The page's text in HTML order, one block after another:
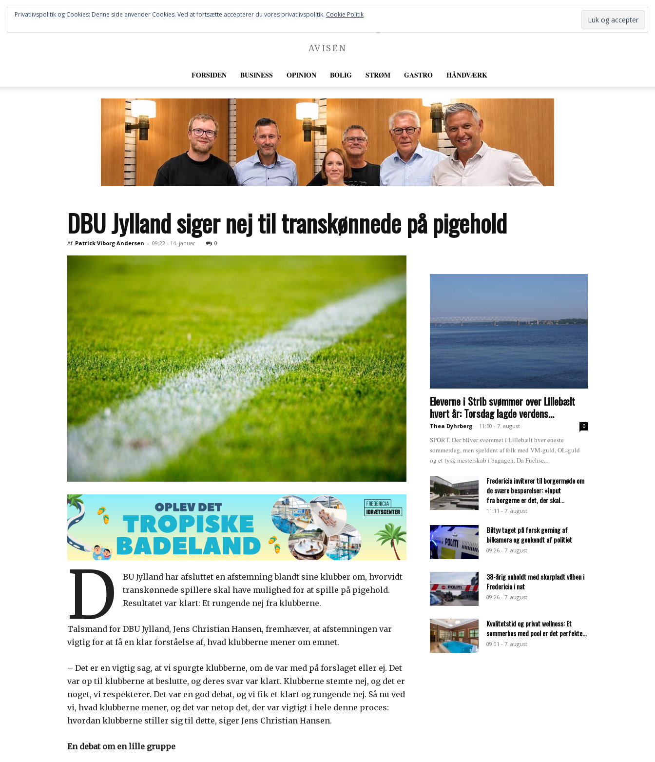
FREDERICIA
AVISEN
FORSIDEN BUSINESS OPINION BOLIG STRØM GASTRO HÅNDVÆRK
DBU Jylland siger nej til transkønnede på pigehold
Af Patrick Viborg Andersen - 09:22 - 14. januar 0
D
BU Jylland har afsluttet en afstemning blandt sine klubber om, hvorvidt
transkønnede spillere skal have mulighed for at spille på pigehold.
Resultatet var klart: Et rungende nej fra klubberne.
Talsmand for DBU Jylland, Jens Christian Hansen, fremhæver, at afstemningen var
vigtig for at få en klar forståelse af, hvad klubberne mener om emnet.
– Det er en vigtig sag, at vi spurgte klubberne, om de var med på forslaget eller ej. Det
var op til klubberne at beslutte, og deres svar var klart. Klubberne stemte nej, og det er
noget, vi respekterer. Det var en god debat, og vi fik et klart og rungende nej. Så nu ved
vi, hvad klubberne mener, og det var netop det, der var vigtigt i hele denne proces:
hvordan klubberne stiller sig til dette, siger Jens Christian Hansen.
En debat om en lille gruppe
Eleverne i Strib svømmer over Lillebælt
hvert år: Torsdag lagde verdens...
Thea Dyhrberg - 11:50 - 7. august 0
SPORT. Der bliver svømmet i Lillebælt hver eneste
sommerdag, men sjældent af folk med VM-guld, OL-guld
og et tysk mesterskab i bagagen. Da Füchse...
Fredericia inviterer til borgermøde om
de svære besparelser: »Input
fra borgerne er det, der skal...
11:11 - 7. august
Biltyv taget på fersk gerning af
bilkamera og genkendt af politiet
09:26 - 7. august
38-årig anholdt med skarpladt våben i
Fredericia i nat
09:26 - 7. august
Kvalitetstid og privat wellness: Et
sommerhus med pool er det perfekte...
09:01 - 7. august
Privatlivspolitik og Cookies: Denne side anvender Cookies. Ved at fortsætte accepterer du vores privatlivspolitik. Cookie Politik